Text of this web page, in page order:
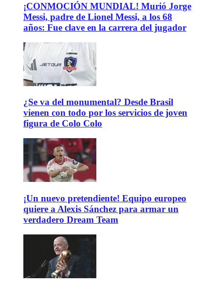
¡CONMOCIÓN MUNDIAL! Murió Jorge
Messi, padre de Lionel Messi, a los 68
años: Fue clave en la carrera del jugador
¿Se va del monumental? Desde Brasil
vienen con todo por los servicios de joven
figura de Colo Colo
¡Un nuevo pretendiente! Equipo europeo
quiere a Alexis Sánchez para armar un
verdadero Dream Team